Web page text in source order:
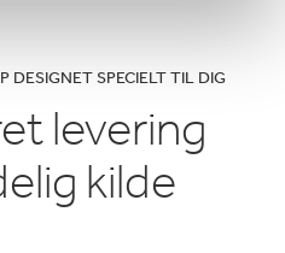
DESIGNET SPECIELT TIL DIG
levering
kilde